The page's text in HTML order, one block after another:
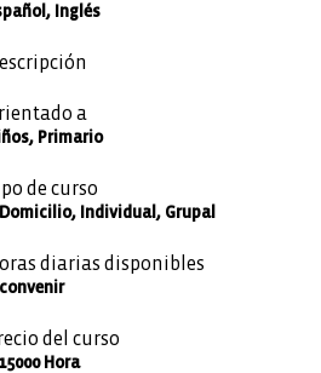
Inglés
a
Primario
de curso
Individual, Grupal
diarias disponibles
del curso
Hora